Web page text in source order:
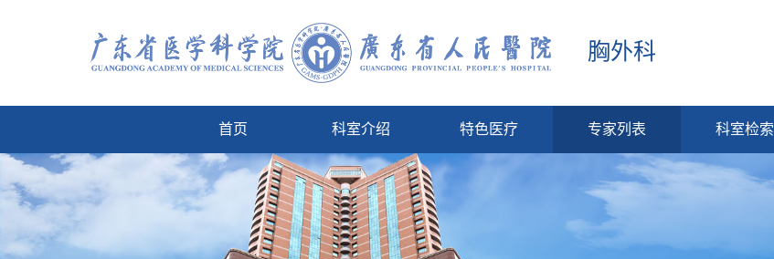
胸外科
首页 科室介绍 特色医疗 专家列表 科室检索